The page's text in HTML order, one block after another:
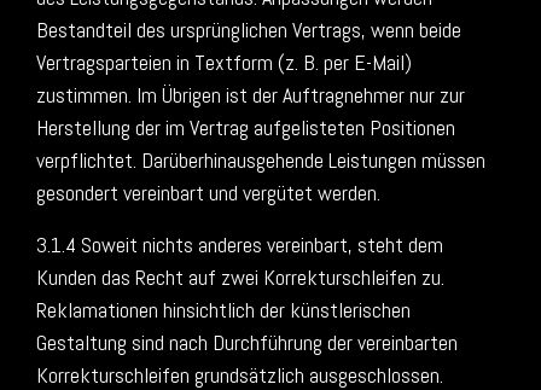
Bestandteil des ursprünglichen Vertrags, wenn beide
Vertragsparteien in Textform (z. B. per E-Mail)
zustimmen. Im Übrigen ist der Auftragnehmer nur zur
Herstellung der im Vertrag aufgelisteten Positionen
verpflichtet. Darüberhinausgehende Leistungen müssen
gesondert vereinbart und vergütet werden.
3.1.4 Soweit nichts anderes vereinbart, steht dem
Kunden das Recht auf zwei Korrekturschleifen zu.
Reklamationen hinsichtlich der künstlerischen
Gestaltung sind nach Durchführung der vereinbarten
Korrekturschleifen grundsätzlich ausgeschlossen.